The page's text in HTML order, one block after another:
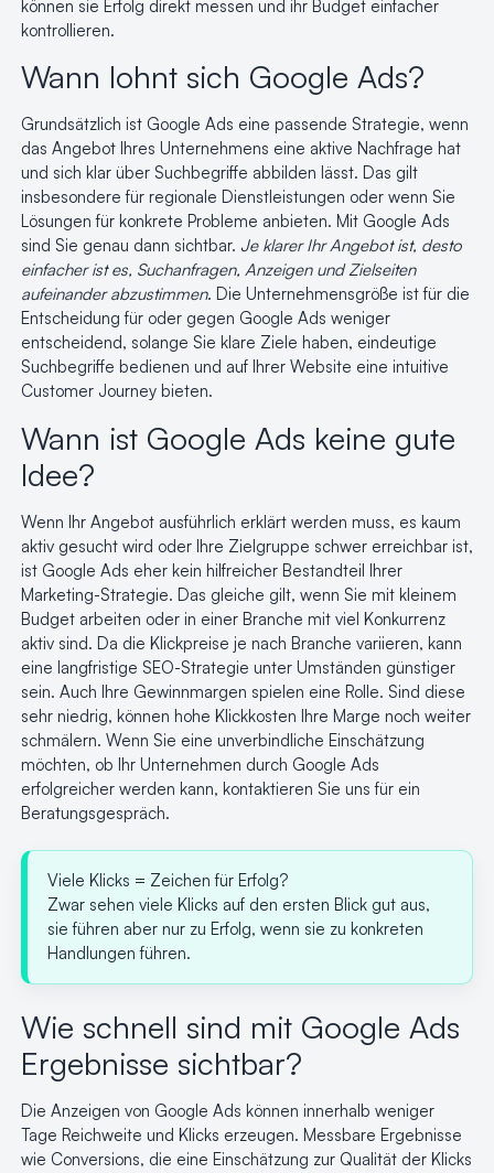
können sie Erfolg direkt messen und ihr Budget einfacher
kontrollieren.
Wann lohnt sich Google Ads?
Grundsätzlich ist Google Ads eine passende Strategie, wenn
das Angebot Ihres Unternehmens eine aktive Nachfrage hat
und sich klar über Suchbegriffe abbilden lässt. Das gilt
insbesondere für regionale Dienstleistungen oder wenn Sie
Lösungen für konkrete Probleme anbieten. Mit Google Ads
sind Sie genau dann sichtbar. Je klarer Ihr Angebot ist, desto
einfacher ist es, Suchanfragen, Anzeigen und Zielseiten
aufeinander abzustimmen. Die Unternehmensgröße ist für die
Entscheidung für oder gegen Google Ads weniger
entscheidend, solange Sie klare Ziele haben, eindeutige
Suchbegriffe bedienen und auf Ihrer Website eine intuitive
Customer Journey bieten.
Wann ist Google Ads keine gute
Idee?
Wenn Ihr Angebot ausführlich erklärt werden muss, es kaum
aktiv gesucht wird oder Ihre Zielgruppe schwer erreichbar ist,
ist Google Ads eher kein hilfreicher Bestandteil Ihrer
Marketing-Strategie. Das gleiche gilt, wenn Sie mit kleinem
Budget arbeiten oder in einer Branche mit viel Konkurrenz
aktiv sind. Da die Klickpreise je nach Branche variieren, kann
eine langfristige SEO-Strategie unter Umständen günstiger
sein. Auch Ihre Gewinnmargen spielen eine Rolle. Sind diese
sehr niedrig, können hohe Klickkosten Ihre Marge noch weiter
schmälern. Wenn Sie eine unverbindliche Einschätzung
möchten, ob Ihr Unternehmen durch Google Ads
erfolgreicher werden kann, kontaktieren Sie uns für ein
Beratungsgespräch.
Viele Klicks = Zeichen für Erfolg?
Zwar sehen viele Klicks auf den ersten Blick gut aus,
sie führen aber nur zu Erfolg, wenn sie zu konkreten
Handlungen führen.
Wie schnell sind mit Google Ads
Ergebnisse sichtbar?
Die Anzeigen von Google Ads können innerhalb weniger
Tage Reichweite und Klicks erzeugen. Messbare Ergebnisse
wie Conversions, die eine Einschätzung zur Qualität der Klicks